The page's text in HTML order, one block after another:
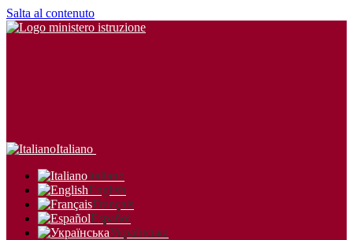
Salta al contenuto
Italiano
Italiano
English
Français
Español
Українська